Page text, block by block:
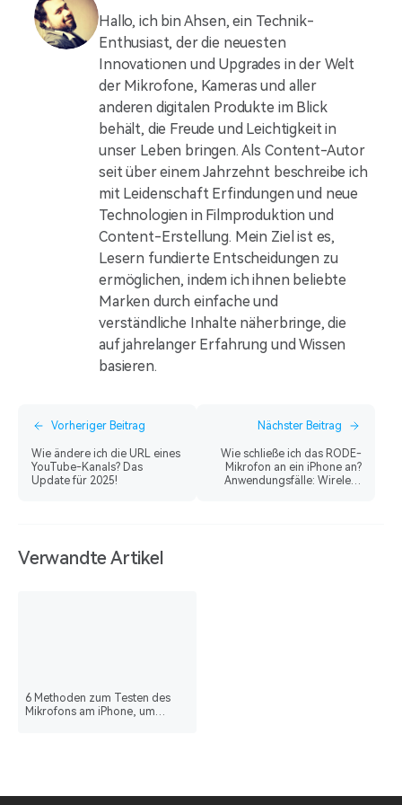
Hallo, ich bin Ahsen, ein Technik-
Enthusiast, der die neuesten
Innovationen und Upgrades in der Welt
der Mikrofone, Kameras und aller
anderen digitalen Produkte im Blick
behält, die Freude und Leichtigkeit in
unser Leben bringen. Als Content-Autor
seit über einem Jahrzehnt beschreibe ich
mit Leidenschaft Erfindungen und neue
Technologien in Filmproduktion und
Content-Erstellung. Mein Ziel ist es,
Lesern fundierte Entscheidungen zu
ermöglichen, indem ich ihnen beliebte
Marken durch einfache und
verständliche Inhalte näherbringe, die
auf jahrelanger Erfahrung und Wissen
basieren.
Vorheriger Beitrag
Wie ändere ich die URL eines
YouTube-Kanals? Das
Update für 2025!
Nächster Beitrag
Wie schließe ich das RODE-
Mikrofon an ein iPhone an?
Anwendungsfälle: Wireless
Verwandte Artikel
6 Methoden zum Testen des
Mikrofons am iPhone, um